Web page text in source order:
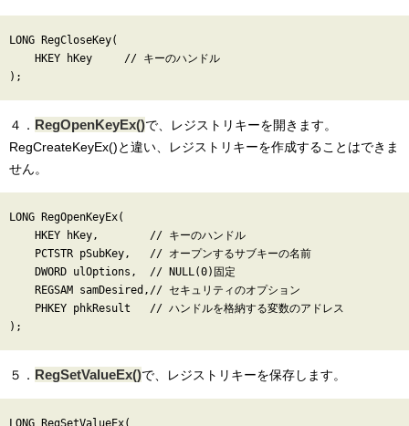
LONG RegCloseKey(
    HKEY hKey     // キーのハンドル
４． RegOpenKeyEx()で、レジストリキーを開きます。
RegCreateKeyEx()と違い、レジストリキーを作成することはできま
せん。
LONG RegOpenKeyEx(
    HKEY hKey,        // キーのハンドル
    PCTSTR pSubKey,   // オープンするサブキーの名前
    DWORD ulOptions,  // NULL(0)固定
    REGSAM samDesired,// セキュリティのオプション
    PHKEY phkResult   // ハンドルを格納する変数のアドレス
５． RegSetValueEx()で、レジストリキーを保存します。
LONG RegSetValueEx(